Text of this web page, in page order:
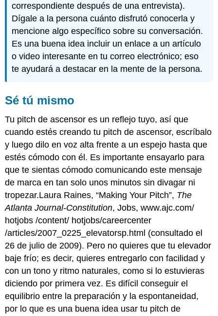
correspondiente después de una entrevista).
Dígale a la persona cuánto disfrutó conocerla y
mencione algo específico sobre su conversación.
Es una buena idea incluir un enlace a un artículo
o video interesante en tu correo electrónico; eso
te ayudará a destacar en la mente de la persona.
Sé tú mismo
Tu pitch de ascensor es un reflejo tuyo, así que
cuando estés creando tu pitch de ascensor, escríbalo
y luego dilo en voz alta frente a un espejo hasta que
estés cómodo con él. Es importante ensayarlo para
que te sientas cómodo comunicando este mensaje
de marca en tan solo unos minutos sin divagar ni
tropezar.Laura Raines, “Making Your Pitch”, The
Atlanta Journal-Constitution, Jobs,www.ajc.com/
hotjobs /content/ hotjobs/careercenter
/articles/2007_0225_elevatorsp.html (consultado el
26 de julio de 2009). Pero no quieres que tu elevador
baje frío; es decir, quieres entregarlo con facilidad y
con un tono y ritmo naturales, como si lo estuvieras
diciendo por primera vez. Es difícil conseguir el
equilibrio entre la preparación y la espontaneidad,
por lo que es una buena idea usar tu pitch de